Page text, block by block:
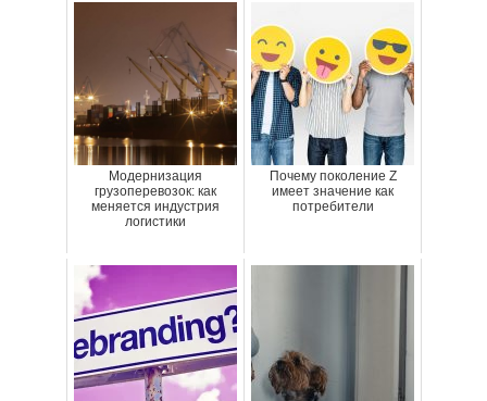
Модернизация
грузоперевозок: как
меняется индустрия
логистики
Почему поколение Z
имеет значение как
потребители